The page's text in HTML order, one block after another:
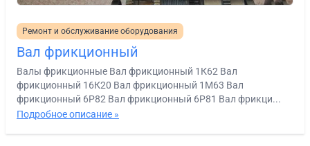
Ремонт и обслуживание оборудования
Вал фрикционный
Валы фрикционные Вал фрикционный 1К62 Вал
фрикционный 16К20 Вал фрикционный 1М63 Вал
фрикционный 6Р82 Вал фрикционный 6Р81 Вал фрикци...
Подробное описание »